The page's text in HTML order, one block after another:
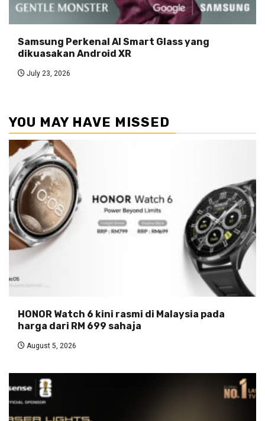
Samsung Perkenal AI Smart Glass yang
dikuasakan Android XR
July 23, 2026
YOU MAY HAVE MISSED
HONOR Watch 6 kini rasmi di Malaysia pada
harga dari RM 699 sahaja
August 5, 2026